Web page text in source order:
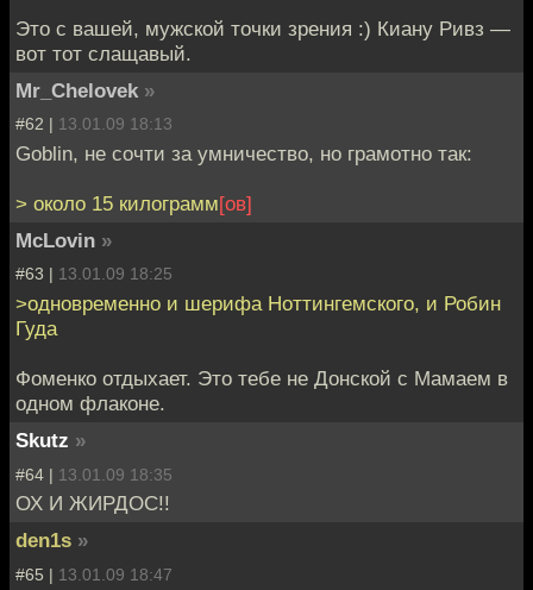
Это с вашей, мужской точки зрения :) Киану Ривз —
вот тот слащавый.
Mr_Chelovek »
#62 | 13.01.09 18:13
Goblin, не сочти за умничество, но грамотно так:
> около 15 килограмм[ов]
McLovin »
#63 | 13.01.09 18:25
>одновременно и шерифа Ноттингемского, и Робин
Гуда
Фоменко отдыхает. Это тебе не Донской с Мамаем в
одном флаконе.
Skutz »
#64 | 13.01.09 18:35
ОХ И ЖИРДОС!!
den1s »
#65 | 13.01.09 18:47